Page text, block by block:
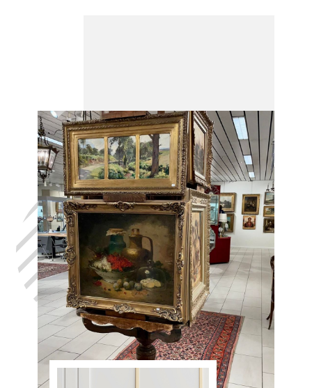
Laat uw huis
leegmaken
Assenois, in
het volste
vertrouwen,
met de hulp
van Antiek
Opkoper
Assenois